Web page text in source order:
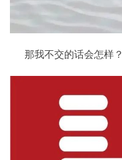
那我不交的话会怎样？